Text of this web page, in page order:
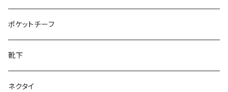
28cm～
ポケットチーフ
靴下
ネクタイ